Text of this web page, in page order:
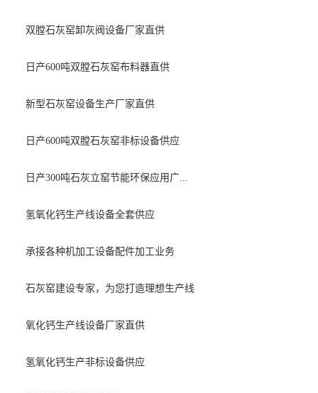
双膛石灰窑卸灰阀设备厂家直供
日产600吨双膛石灰窑布料器直供
新型石灰窑设备生产厂家直供
日产600吨双膛石灰窑非标设备供应
日产300吨石灰立窑节能环保应用广...
氢氧化钙生产线设备全套供应
承接各种机加工设备配件加工业务
石灰窑建设专家，为您打造理想生产线
氧化钙生产线设备厂家直供
氢氧化钙生产非标设备供应